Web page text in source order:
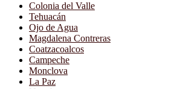
Colonia del Valle
Tehuacán
Ojo de Agua
Magdalena Contreras
Coatzacoalcos
Campeche
Monclova
La Paz